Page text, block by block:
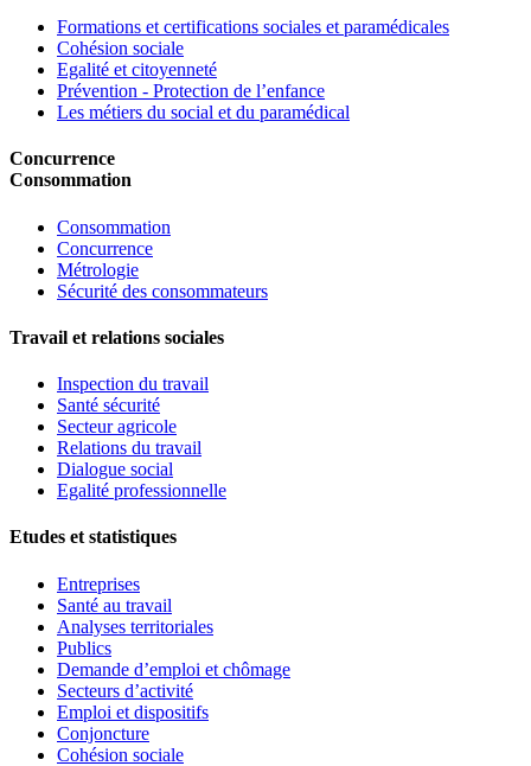
Formations et certifications sociales et paramédicales
Cohésion sociale
Egalité et citoyenneté
Prévention - Protection de l’enfance
Les métiers du social et du paramédical
Concurrence
Consommation
Consommation
Concurrence
Métrologie
Sécurité des consommateurs
Travail et relations sociales
Inspection du travail
Santé sécurité
Secteur agricole
Relations du travail
Dialogue social
Egalité professionnelle
Etudes et statistiques
Entreprises
Santé au travail
Analyses territoriales
Publics
Demande d’emploi et chômage
Secteurs d’activité
Emploi et dispositifs
Conjoncture
Cohésion sociale